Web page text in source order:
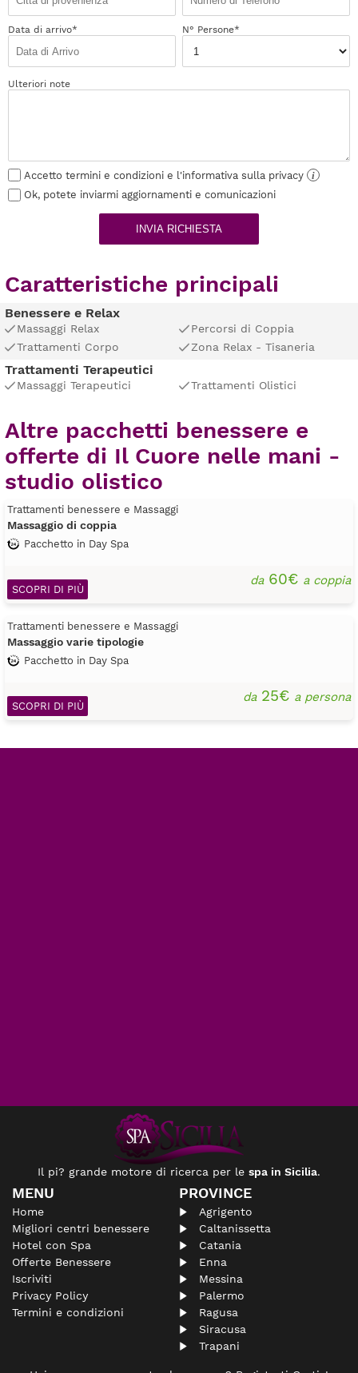
Data di arrivo* N° Persone*
Ulteriori note
Accetto termini e condizioni e l'informativa sulla privacy
i
Ok, potete inviarmi aggiornamenti e comunicazioni
INVIA RICHIESTA
Caratteristiche principali
Benessere e Relax
Massaggi Relax
Percorsi di Coppia
Trattamenti Corpo
Zona Relax - Tisaneria
Trattamenti Terapeutici
Massaggi Terapeutici Trattamenti Olistici
Altre pacchetti benessere e
offerte di Il Cuore nelle mani -
studio olistico
Trattamenti benessere e Massaggi
Massaggio di coppia
Pacchetto in Day Spa
da60€ a coppia
SCOPRI DI PIÙ
Trattamenti benessere e Massaggi
Massaggio varie tipologie
Pacchetto in Day Spa
da25€ a persona
SCOPRI DI PIÙ
Il pi? grande motore di ricerca per le spa in Sicilia.
MENU
Home
Migliori centri benessere
Hotel con Spa
Offerte Benessere
Iscriviti
Privacy Policy
Termini e condizioni
PROVINCE
Agrigento
Caltanissetta
Catania
Enna
Messina
Palermo
Ragusa
Siracusa
Trapani